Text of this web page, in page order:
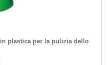
plastica per la pulizia dello